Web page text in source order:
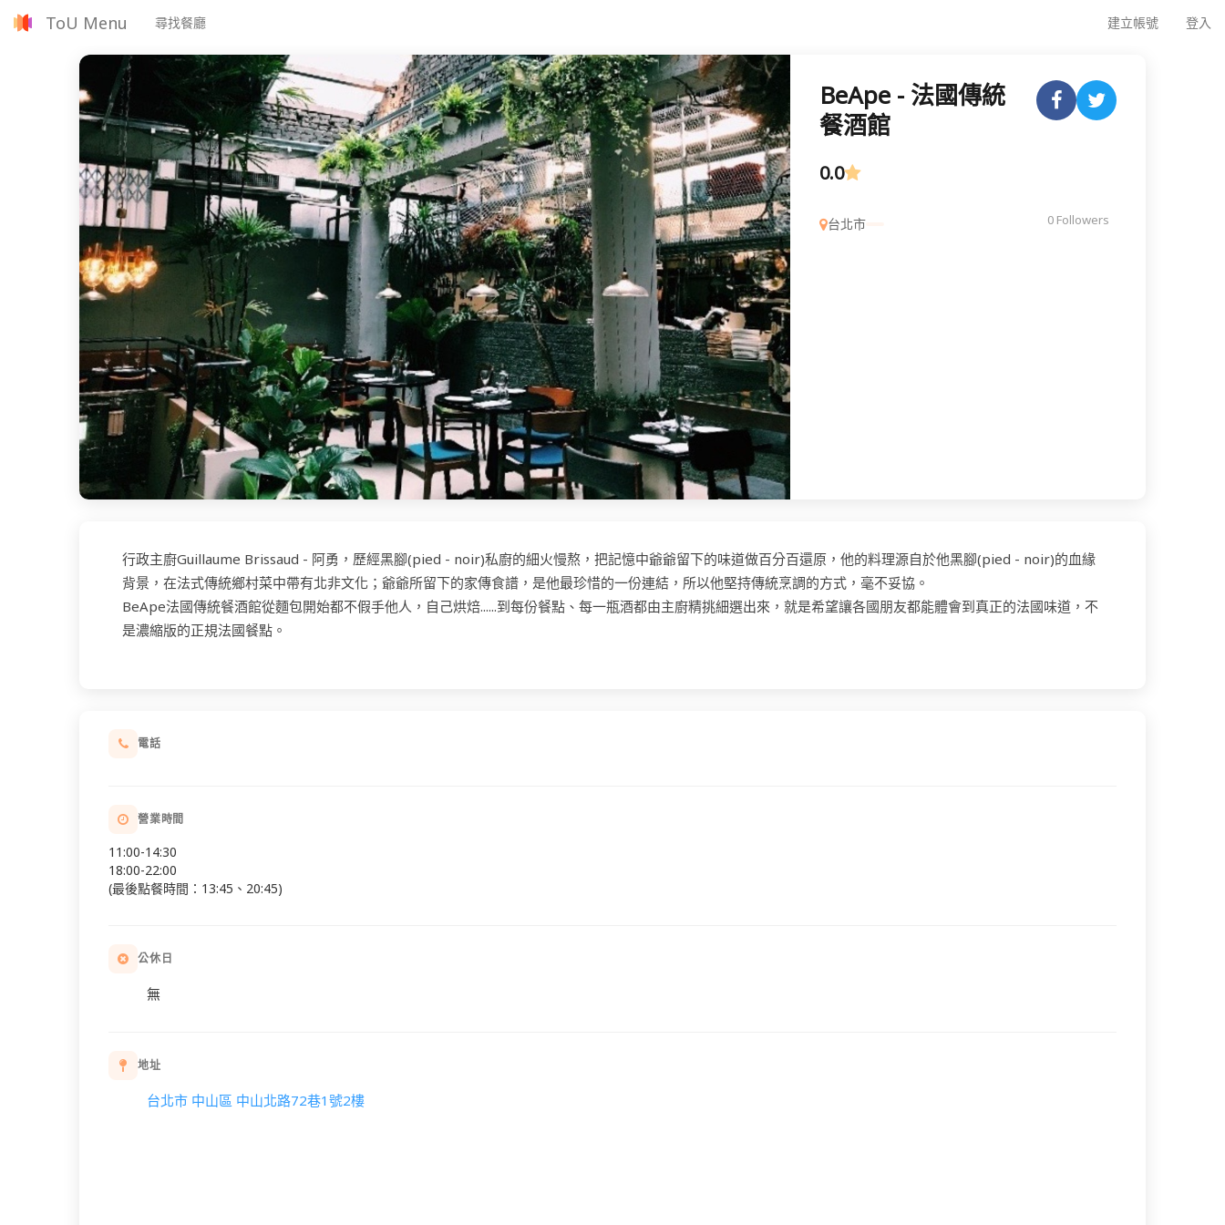
ToU Menu 尋找餐廳 建立帳號 登入
BeApe - 法國傳統
餐酒館
0.0
台北市 0 Followers
行政主廚Guillaume Brissaud - 阿勇，歷經黑腳(pied - noir)私廚的細火慢熬，把記憶中爺爺留下的味道做百分百還原，他的料理源自於他黑腳(pied - noir)的血緣
背景，在法式傳統鄉村菜中帶有北非文化；爺爺所留下的家傳食譜，是他最珍惜的一份連結，所以他堅持傳統烹調的方式，毫不妥協。
BeApe法國傳統餐酒館從麵包開始都不假手他人，自己烘焙......到每份餐點、每一瓶酒都由主廚精挑細選出來，就是希望讓各國朋友都能體會到真正的法國味道，不
是濃縮版的正規法國餐點。
電話
營業時間
11:00-14:30
18:00-22:00
(最後點餐時間：13:45、20:45)
公休日
無
地址
台北市 中山區 中山北路72巷1號2樓